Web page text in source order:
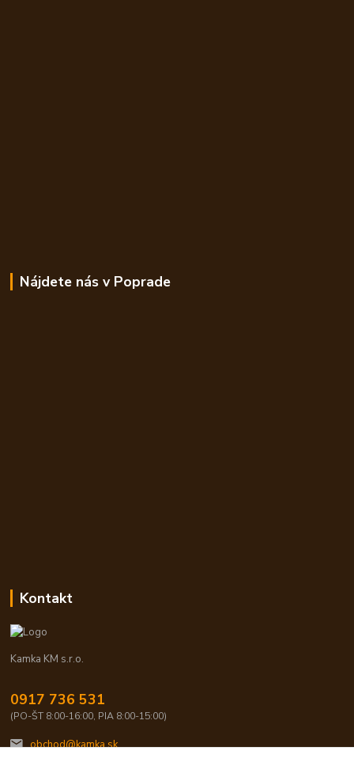
Nájdete nás v Poprade
Kontakt
Kamka KM s.r.o.
0917 736 531
(PO-ŠT 8:00-16:00, PIA 8:00-15:00)
obchod@kamka.sk